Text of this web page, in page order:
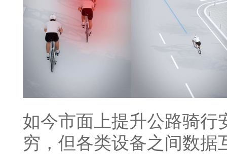
如今市面上提升公路骑行
穷，但各类设备之间数据